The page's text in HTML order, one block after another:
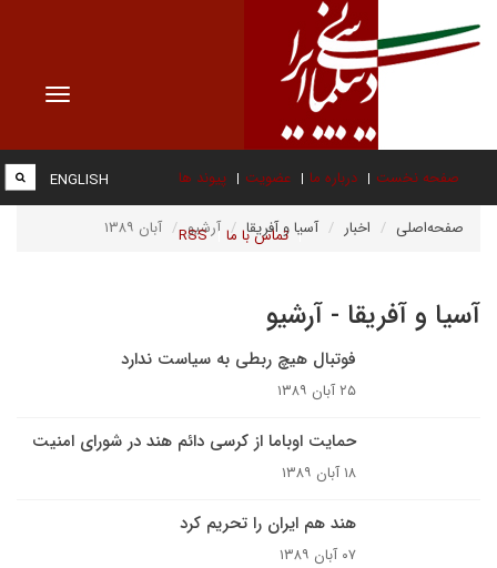
Toggle
صفحه نخست درباره ما عضویت پیوند ها
تماس با ما RSS
ENGLISH
صفحه‌اصلی اخبار آسیا و آفریقا آرشیو آبان ۱۳۸۹
آسیا و آفریقا - آرشیو
فوتبال هیچ ربطی به سیاست ندارد
۲۵ آبان ۱۳۸۹
حمايت اوباما از کرسى دائم هند در شوراى امنيت
۱۸ آبان ۱۳۸۹
هند هم ایران را تحریم کرد
۰۷ آبان ۱۳۸۹